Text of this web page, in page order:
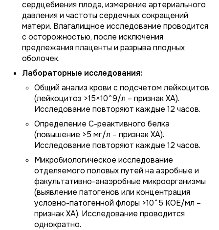
сердцебиения плода, измерение артериального
давления и частоты сердечных сокращений
матери. Влагалищное исследование проводится
с осторожностью, после исключения
предлежания плаценты и разрыва плодных
оболочек.
Лабораторные исследования:
Общий анализ крови с подсчетом лейкоцитов
(лейкоцитоз >15×10^9/л – признак ХА).
Исследование повторяют каждые 12 часов.
Определение С-реактивного белка
(повышение >5 мг/л – признак ХА).
Исследование повторяют каждые 12 часов.
Микробиологическое исследование
отделяемого половых путей на аэробные и
факультативно-анаэробные микроорганизмы
(выявление патогенов или концентрация
условно-патогенной флоры >10^5 КОЕ/мл –
признак ХА). Исследование проводится
однократно.